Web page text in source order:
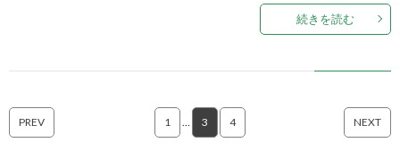
続きを読む
PREV 1 3 4 NEXT